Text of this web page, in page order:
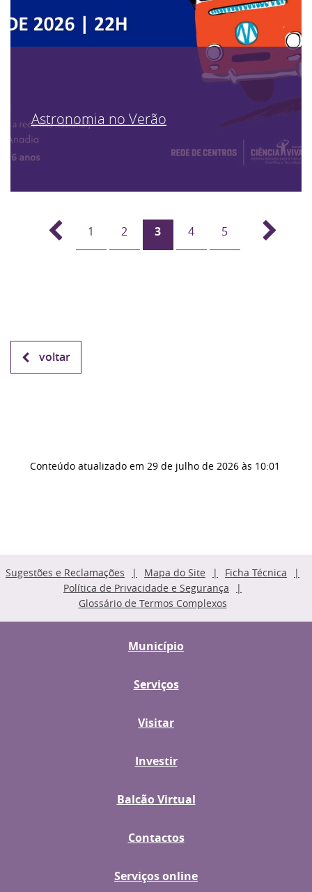
Astronomia no Verão
1 2 3 4 5
voltar
Conteúdo atualizado em 29 de julho de 2026 às 10:01
Sugestões e Reclamações Mapa do Site
Ficha Técnica
Política de Privacidade e Segurança
Glossário de Termos Complexos
Município
Serviços
Visitar
Investir
Balcão Virtual
Contactos
Serviços online